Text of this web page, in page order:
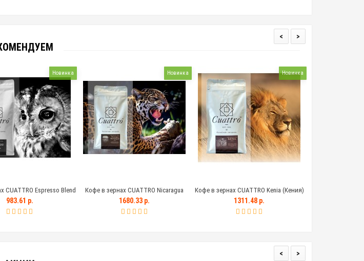
Новинка
CUATTRO Espresso Blend
983.61 р.
Новинка
Кофе в зернах CUATTRO Nicaragua
Marogogype (Никарагуа Марогоджип)
1680.33 р.
Новинка
Кофе в зернах CUATTRO Kenia (Кения)
1311.48 р.
< >
< >